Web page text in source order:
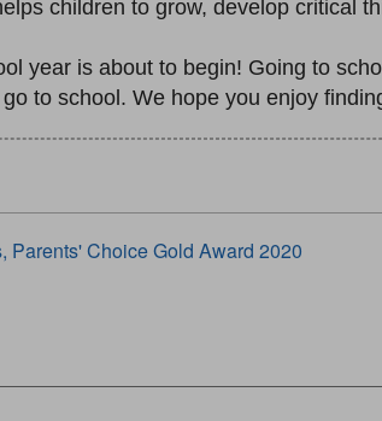
children to grow, develop critical
year is about to begin! Going to
to school. We hope you enjoy
Parents' Choice Gold Award 2020